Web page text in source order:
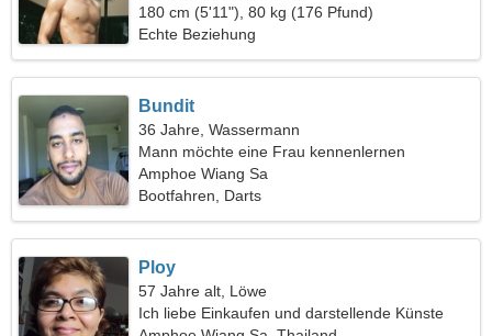
180 cm (5'11"), 80 kg (176 Pfund)
Echte Beziehung
Bundit
36 Jahre, Wassermann
Mann möchte eine Frau kennenlernen
Amphoe Wiang Sa
Bootfahren, Darts
Ploy
57 Jahre alt, Löwe
Ich liebe Einkaufen und darstellende Künste